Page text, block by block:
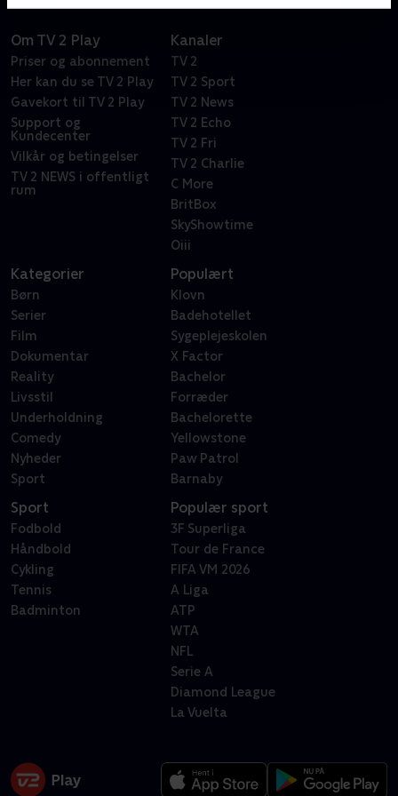
Om TV 2 Play
Priser og abonnement
Her kan du se TV 2 Play
Gavekort til TV 2 Play
Support og
Kundecenter
Vilkår og betingelser
TV 2 NEWS i offentligt
rum
Kanaler
TV 2
TV 2 Sport
TV 2 News
TV 2 Echo
TV 2 Fri
TV 2 Charlie
C More
BritBox
SkyShowtime
Oiii
Kategorier
Børn
Serier
Film
Dokumentar
Reality
Livsstil
Underholdning
Comedy
Nyheder
Sport
Populært
Klovn
Badehotellet
Sygeplejeskolen
X Factor
Bachelor
Forræder
Bachelorette
Yellowstone
Paw Patrol
Barnaby
Sport
Fodbold
Håndbold
Cykling
Tennis
Badminton
Populær sport
3F Superliga
Tour de France
FIFA VM 2026
A Liga
ATP
WTA
NFL
Serie A
Diamond League
La Vuelta